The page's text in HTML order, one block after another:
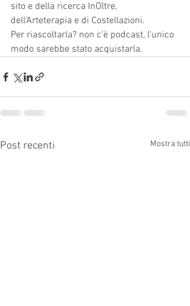
sito e della ricerca InOltre,
dell'Arteterapia e di Costellazioni.
Per riascoltarla? non c'è podcast, l'unico
modo sarebbe stato acquistarla.
Post recenti Mostra tutti